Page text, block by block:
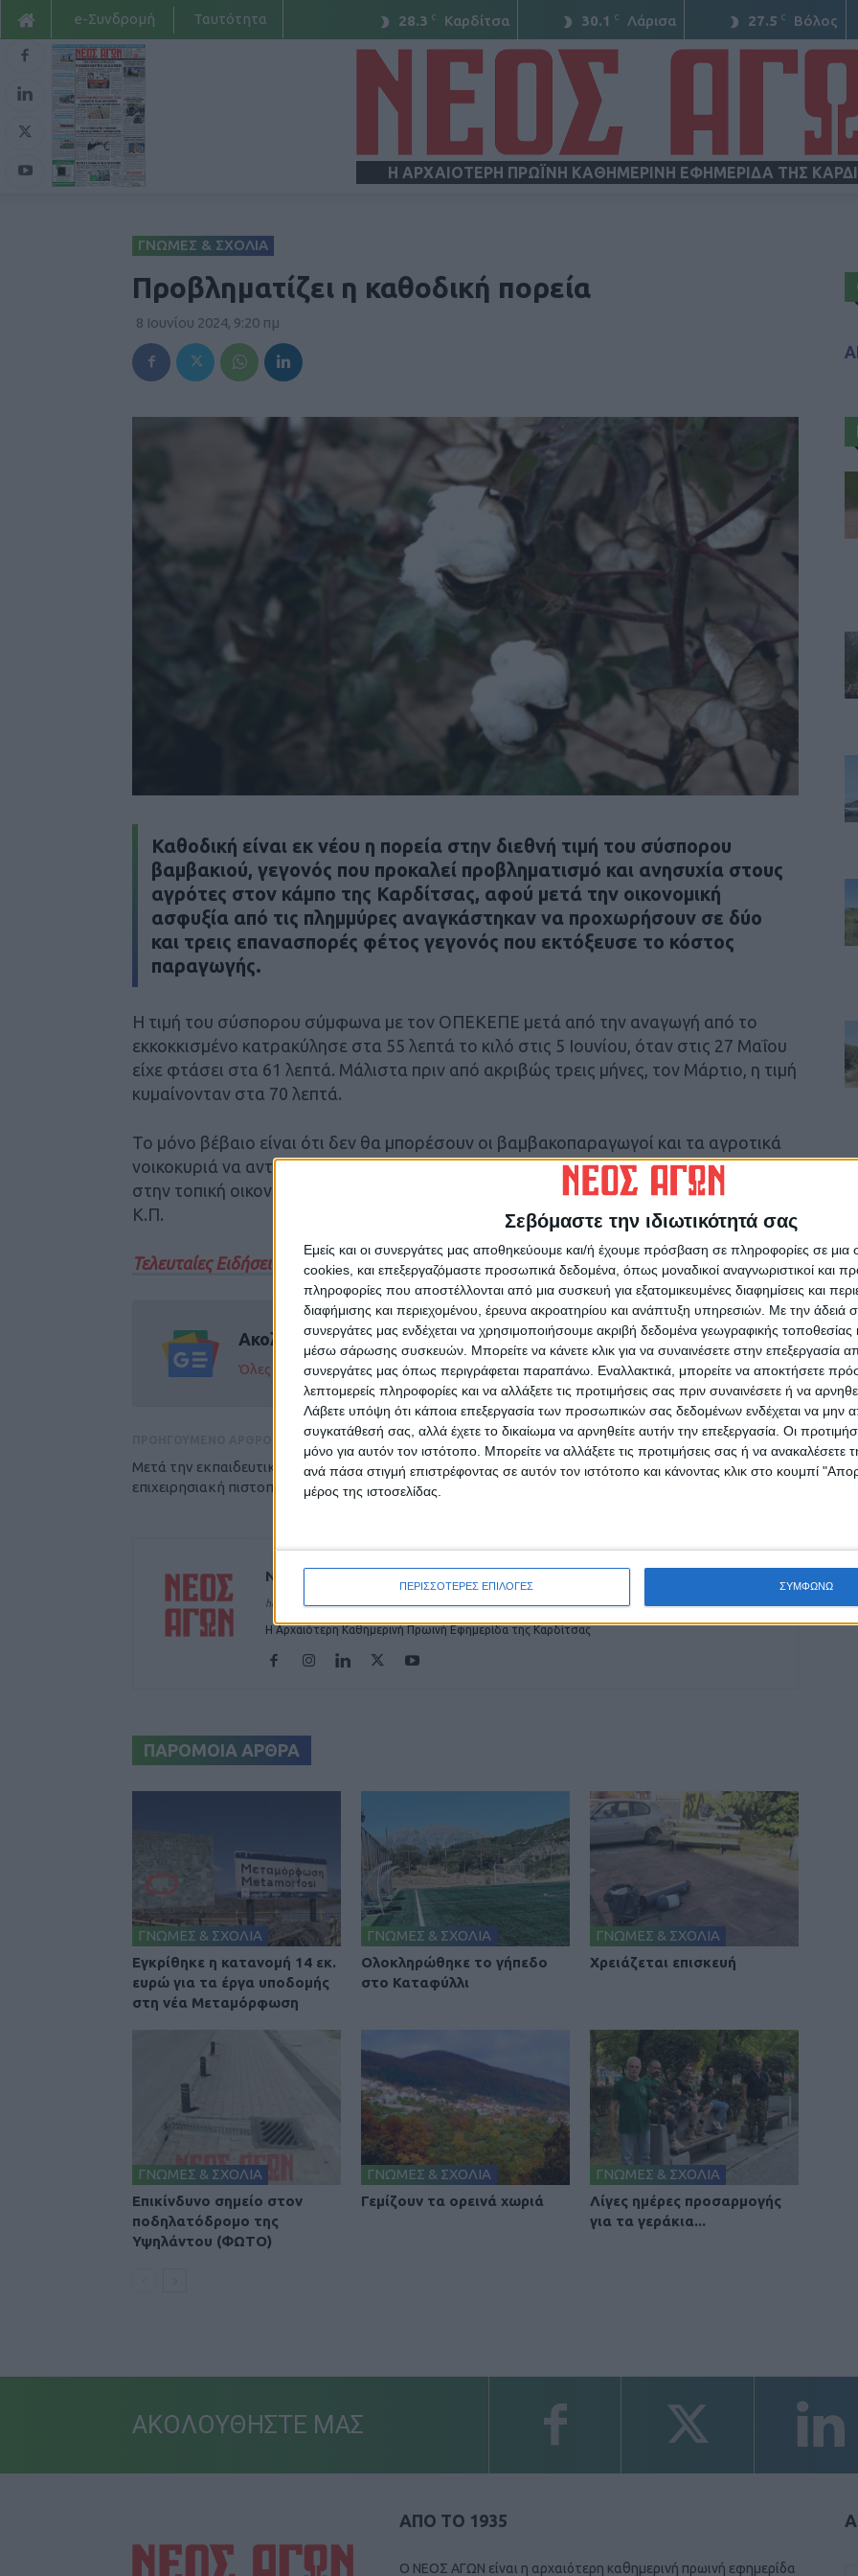
Σεβόμαστε την ιδιωτικότητά σας
Εμείς και οι συνεργάτες μας αποθηκεύουμε και/ή έχουμε πρόσβαση σε πληροφορίες σε
cookies, και επεξεργαζόμαστε προσωπικά δεδομένα, όπως μοναδικοί αναγνωριστικοί και
πληροφορίες που αποστέλλονται από μια συσκευή για εξατομικευμένες διαφημίσεις και
διαφήμισης και περιεχομένου, έρευνα ακροατηρίου και ανάπτυξη υπηρεσιών. Με την άδειά
συνεργάτες μας ενδέχεται να χρησιμοποιήσουμε ακριβή δεδομένα γεωγραφικής τοποθεσίας
μέσω σάρωσης συσκευών. Μπορείτε να κάνετε κλικ για να συναινέσετε στην επεξεργασία
συνεργάτες μας όπως περιγράφεται παραπάνω. Εναλλακτικά, μπορείτε να αποκτήσετε
λεπτομερείς πληροφορίες και να αλλάξετε τις προτιμήσεις σας πριν συναινέσετε ή να
Λάβετε υπόψη ότι κάποια επεξεργασία των προσωπικών σας δεδομένων ενδέχεται να μην
συγκατάθεσή σας, αλλά έχετε το δικαίωμα να αρνηθείτε αυτήν την επεξεργασία. Οι
μόνο για αυτόν τον ιστότοπο. Μπορείτε να αλλάξετε τις προτιμήσεις σας ή να ανακαλέσετε
ανά πάσα στιγμή επιστρέφοντας σε αυτόν τον ιστότοπο και κάνοντας κλικ στο κουμπί
μέρος της ιστοσελίδας.
ΠΕΡΙΣΣΟΤΕΡΕΣ ΕΠΙΛΟΓΕΣ ΣΥΜΦΩΝΩ
28.3 C Καρδίτσα 30.1 C Λάρισα 27.5 C Βόλος
e-Συνδρομή Ταυτότητα
Η ΑΡΧΑΙΟΤΕΡΗ ΠΡΩΪΝΗ ΚΑΘΗΜΕΡΙΝΗ ΕΦΗΜΕΡΙΔΑ ΤΗΣ
ΓΝΩΜΕΣ & ΣΧΟΛΙΑ
Προβληματίζει η καθοδική πορεία
8 Ιουνίου 2024, 9:20 πμ
Καθοδική είναι εκ νέου η πορεία στην διεθνή τιμή του σύσπορου
βαμβακιού, γεγονός που προκαλεί προβληματισμό και ανησυχία στους
αγρότες στον κάμπο της Καρδίτσας, αφού μετά την οικονομική
ασφυξία από τις πλημμύρες αναγκάστηκαν να προχωρήσουν σε δύο
και τρεις επανασπορές φέτος γεγονός που εκτόξευσε το κόστος
παραγωγής.
Η τιμή του σύσπορου σύμφωνα με τον ΟΠΕΚΕΠΕ μετά από την αναγωγή από το
εκκοκκισμένο κατρακύλησε στα 55 λεπτά το κιλό στις 5 Ιουνίου, όταν στις 27 Μαΐου
είχε φτάσει στα 61 λεπτά. Μάλιστα πριν από ακριβώς τρεις μήνες, τον Μάρτιο, η τιμή
κυμαίνονταν στα 70 λεπτά.
Το μόνο βέβαιο είναι ότι δεν θα μπορέσουν οι βαμβακοπαραγωγοί και τα αγροτικά
νοικοκυριά να αντεπεξέλθουν με τέτοιες τιμές (με τις επιπτώσεις να αντανακλούν
στην τοπική οικονομία) και η πολιτεία θα πρέπει να παρέμβει.
Κ.Π.
Τελευταίες Ειδήσεις Σήμερα
Ακολούθησε την εφημερίδα ΝΕΟΣ ΑΓΩΝ στο Google News!
Όλες οι εξελίξεις στην περιοχή της Καρδίτσας και ευρύτερα της Θεσσαλίας
Μετά την εκπαιδευτική θα επιδιώξει την
επιχειρησιακή πιστοποίηση
ΕΠΟΜΕΝΟ ΑΡΘΡΟ
4o αφιέρωμα στον Γαλλικό Κινηματογράφο
ΝΕΟΣ ΑΓΩΝ
https://neosagon.gr
Η Αρχαιότερη Καθημερινή Πρωινή Εφημερίδα της Καρδίτσας
ΠΑΡΟΜΟΙΑ ΑΡΘΡΑ
ΓΝΩΜΕΣ & ΣΧΟΛΙΑ
Εγκρίθηκε η κατανομή 14 εκ.
ευρώ για τα έργα υποδομής
στη νέα Μεταμόρφωση
ΓΝΩΜΕΣ & ΣΧΟΛΙΑ
Ολοκληρώθηκε το γήπεδο
στο Καταφύλλι
ΓΝΩΜΕΣ & ΣΧΟΛΙΑ
Χρειάζεται επισκευή
ΓΝΩΜΕΣ & ΣΧΟΛΙΑ
Επικίνδυνο σημείο στον
ποδηλατόδρομο της
Υψηλάντου (ΦΩΤΟ)
ΓΝΩΜΕΣ & ΣΧΟΛΙΑ
Γεμίζουν τα ορεινά χωριά
ΓΝΩΜΕΣ & ΣΧΟΛΙΑ
Λίγες ημέρες προσαρμογής
για τα γεράκια...
ΑΚΟΛΟΥΘΗΣΤΕ ΜΑΣ
ΑΠΟ ΤΟ 1935
Ο ΝΕΟΣ ΑΓΩΝ είναι η αρχαιότερη καθημερινή πρωινή εφημερίδα